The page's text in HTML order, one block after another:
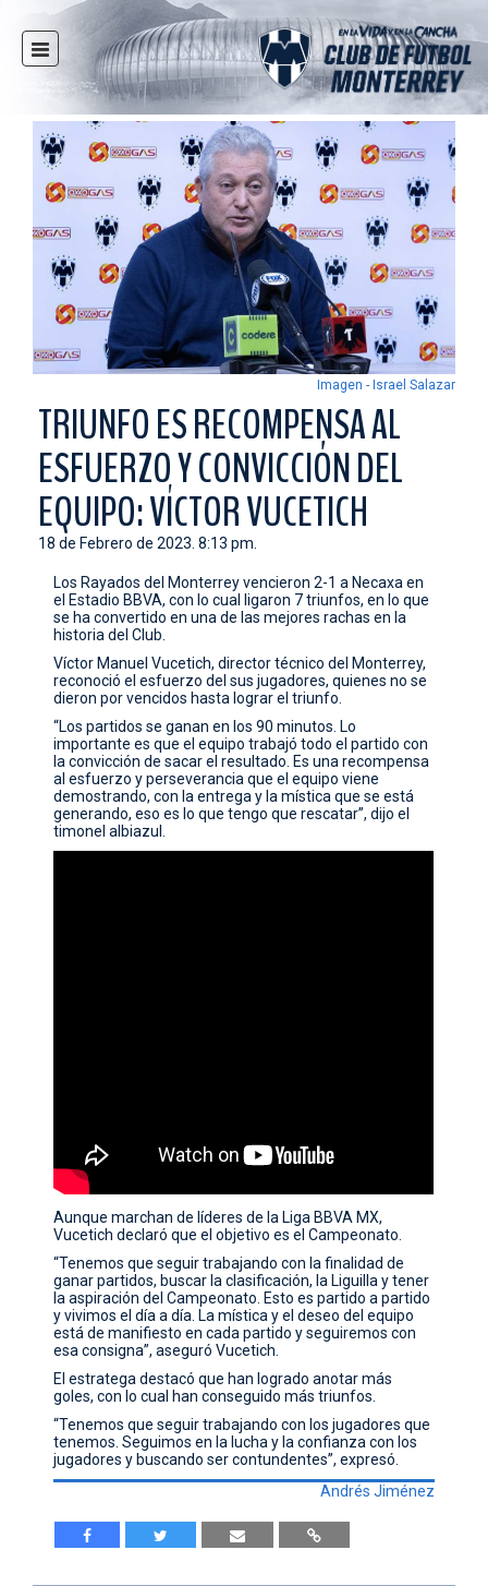
INICIO
NOTICIAS
CLUB
MULTIMEDIA
RAYADOS
RAYADAS
FUERZAS BÁSICAS
RESPONSABILIDAD SOCIAL
TAQUILLA
TIENDA
ESTADIO
PRENSA
CONTACTO
Imagen - Israel Salazar
TRIUNFO ES RECOMPENSA AL
ESFUERZO Y CONVICCIÓN DEL
EQUIPO: VÍCTOR VUCETICH
18 de Febrero de 2023. 8:13 pm.
Los Rayados del Monterrey vencieron 2-1 a Necaxa en
el Estadio BBVA, con lo cual ligaron 7 triunfos, en lo que
se ha convertido en una de las mejores rachas en la
historia del Club.
Víctor Manuel Vucetich, director técnico del Monterrey,
reconoció el esfuerzo del sus jugadores, quienes no se
dieron por vencidos hasta lograr el triunfo.
“Los partidos se ganan en los 90 minutos. Lo
importante es que el equipo trabajó todo el partido con
la convicción de sacar el resultado. Es una recompensa
al esfuerzo y perseverancia que el equipo viene
demostrando, con la entrega y la mística que se está
generando, eso es lo que tengo que rescatar”, dijo el
timonel albiazul.
Aunque marchan de líderes de la Liga BBVA MX,
Vucetich declaró que el objetivo es el Campeonato.
“Tenemos que seguir trabajando con la finalidad de
ganar partidos, buscar la clasificación, la Liguilla y tener
la aspiración del Campeonato. Esto es partido a partido
y vivimos el día a día. La mística y el deseo del equipo
está de manifiesto en cada partido y seguiremos con
esa consigna”, aseguró Vucetich.
El estratega destacó que han logrado anotar más
goles, con lo cual han conseguido más triunfos.
“Tenemos que seguir trabajando con los jugadores que
tenemos. Seguimos en la lucha y la confianza con los
jugadores y buscando ser contundentes”, expresó.
Andrés Jiménez